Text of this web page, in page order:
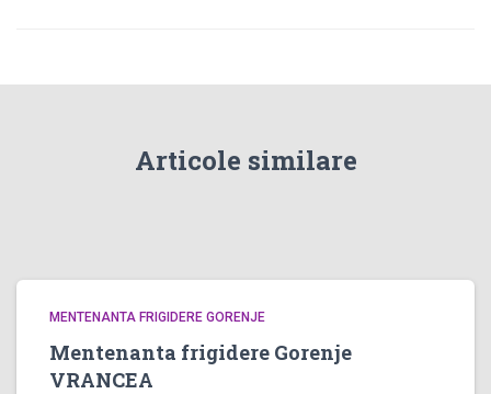
Articole similare
MENTENANTA FRIGIDERE GORENJE
Mentenanta frigidere Gorenje
VRANCEA